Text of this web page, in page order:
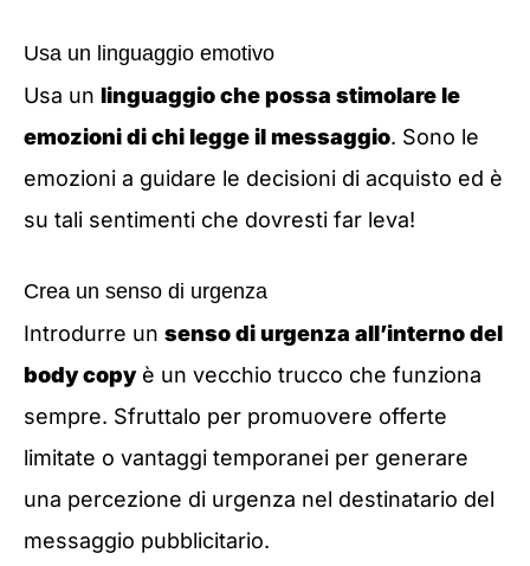
Usa un linguaggio emotivo
Usa un linguaggio che possa stimolare le
emozioni di chi legge il messaggio. Sono le
emozioni a guidare le decisioni di acquisto ed è
su tali sentimenti che dovresti far leva!
Crea un senso di urgenza
Introdurre un senso di urgenza all’interno del
body copyè un vecchio trucco che funziona
sempre. Sfruttalo per promuovere offerte
limitate o vantaggi temporanei per generare
una percezione di urgenza nel destinatario del
messaggio pubblicitario.